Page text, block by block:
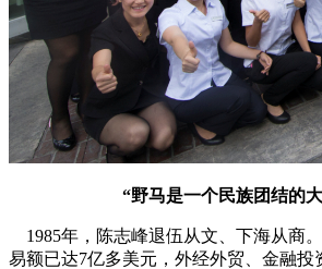
“野马是一个民族团结的
1985年，陈志峰退伍从文、下海从商
易额已达7亿多美元，外经外贸、金融投